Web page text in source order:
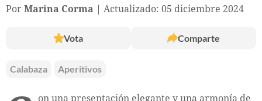
Por Marina Corma Actualizado: 05 diciembre 2024
Vota Comparte
Calabaza Aperitivos
on una presentación elegante y una armonía de